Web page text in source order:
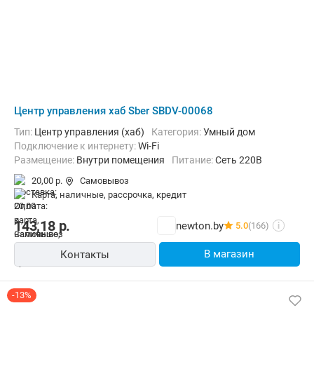
Центр управления хаб Sber SBDV-00068
Тип: Центр управления (хаб) Категория:Умный дом
Подключение к интернету:Wi-Fi
Размещение: Внутри помещения Питание:Сеть 220В
20,00 р.
Самовывоз
карта, наличные, рассрочка, кредит
143,18р. newton.by 5.0(166) i
Контакты В магазин
-13%